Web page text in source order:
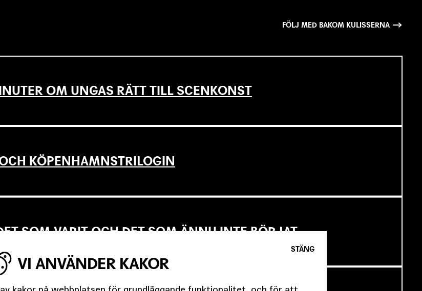
FÖLJ MED BAKOM KULISSERNA
OM UNGAS RÄTT TILL SCENKONST
KÖPENHAMNSTRILOGIN
SOM VARIT OCH DET SOM ÄNNU INTE BÖRJAT
STÄNG
VI ANVÄNDER KAKOR